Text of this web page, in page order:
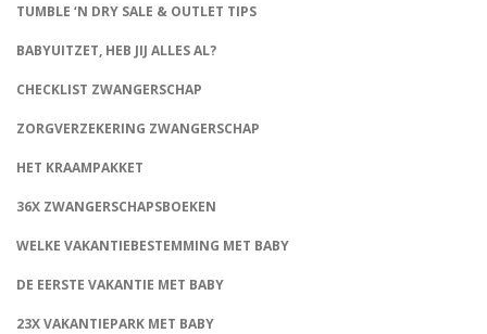
TUMBLE ‘N DRY SALE & OUTLET TIPS
BABYUITZET, HEB JIJ ALLES AL?
CHECKLIST ZWANGERSCHAP
ZORGVERZEKERING ZWANGERSCHAP
HET KRAAMPAKKET
36X ZWANGERSCHAPSBOEKEN
WELKE VAKANTIEBESTEMMING MET BABY
DE EERSTE VAKANTIE MET BABY
23X VAKANTIEPARK MET BABY